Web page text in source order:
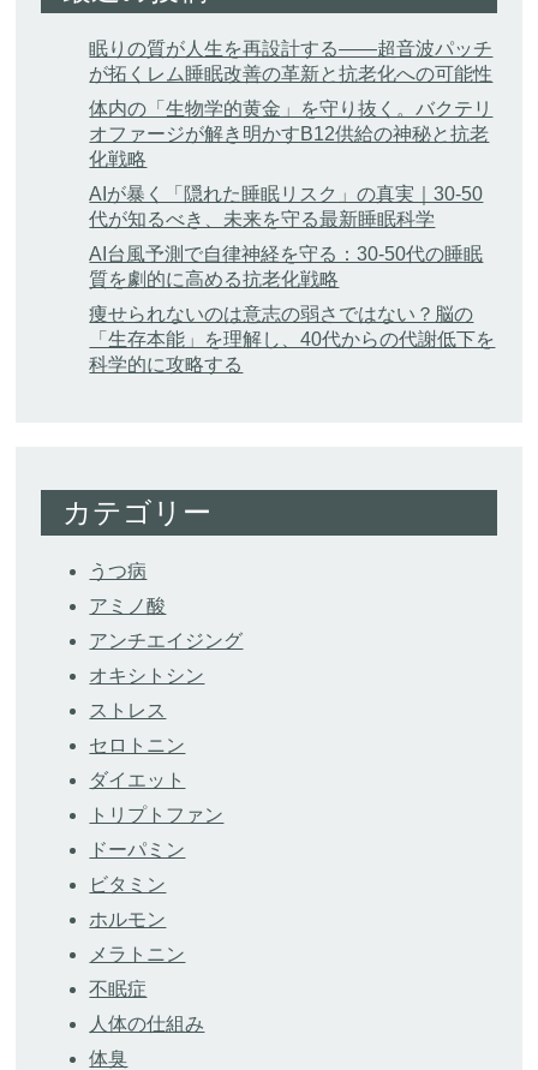
眠りの質が人生を再設計する——超音波パッチ
が拓くレム睡眠改善の革新と抗老化への可能性
体内の「生物学的黄金」を守り抜く。バクテリ
オファージが解き明かすB12供給の神秘と抗老
化戦略
AIが暴く「隠れた睡眠リスク」の真実｜30-50
代が知るべき、未来を守る最新睡眠科学
AI台風予測で自律神経を守る：30-50代の睡眠
質を劇的に高める抗老化戦略
痩せられないのは意志の弱さではない？脳の
「生存本能」を理解し、40代からの代謝低下を
科学的に攻略する
カテゴリー
うつ病
アミノ酸
アンチエイジング
オキシトシン
ストレス
セロトニン
ダイエット
トリプトファン
ドーパミン
ビタミン
ホルモン
メラトニン
不眠症
人体の仕組み
体臭